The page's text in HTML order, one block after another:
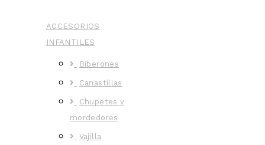
ACCESORIOS
INFANTILES
Biberones
Canastillas
Chupetes y
mordedores
Vajilla